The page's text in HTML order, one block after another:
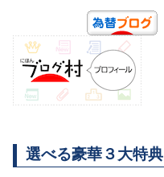
選べる豪華３大特典